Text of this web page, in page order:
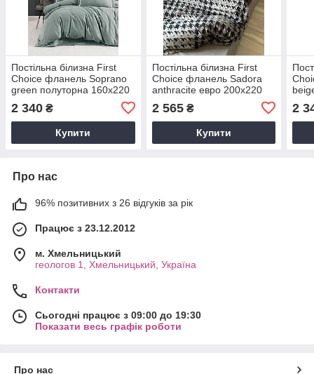
Постільна білизна First
Choice фланель Soprano
green полуторна 160х220
2 340 ₴
Купити
Постільна білизна First
Choice фланель Sadora
anthracite евро 200х220
2 565₴
Купити
2
Про нас
96% позитивних з 26 відгуків за рік
Працює з 23.12.2012
м. Хмельницький
геологов 1, Хмельницький, Україна
Контакти
Сьогодні працює з 09:00 до 19:30
Показати весь графік роботи
Про нас